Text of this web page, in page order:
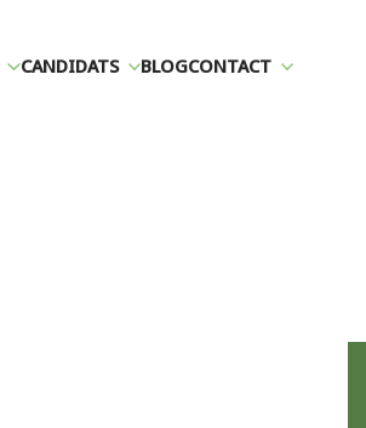
CANDIDATS BLOGCONTACT